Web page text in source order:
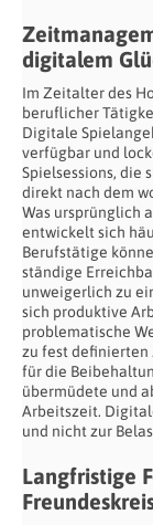
digitalem
Im Zeitalter des
beruflicher
Digitale
verfügbar und
Spielsessions, die
direkt nach dem
Was ursprünglich
entwickelt sich
Berufstätige
ständige
unweigerlich zu
sich produktive
problematische
zu fest
für die
übermüdete und
Arbeitszeit.
und nicht zur
Langfristige